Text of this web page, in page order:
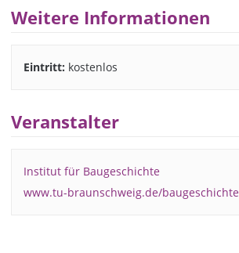
Weitere Informationen
Eintritt: kostenlos
Veranstalter
Institut für Baugeschichte
www.tu-braunschweig.de/baugeschichte